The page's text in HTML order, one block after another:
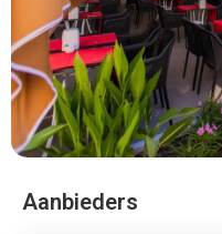
Aanbieders